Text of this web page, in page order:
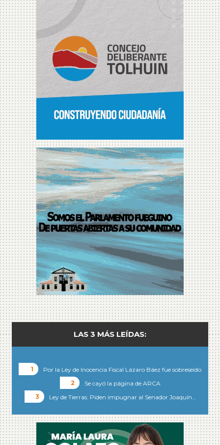
LAS 3 MÁS LEÍDAS:
Por la Ley de Inocencia Fiscal Lázaro Báez fue sobreseído
Se cayó la página de ARCA
Ley de Tierras: Piden impugnar al Senador Joaquín…